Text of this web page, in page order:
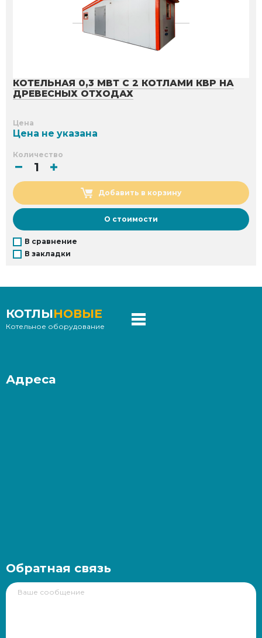
КОТЕЛЬНАЯ 0,3 МВТ С 2 КОТЛАМИ КВР НА
ДРЕВЕСНЫХ ОТХОДАХ
Цена
Цена не указана
Количество
Добавить в корзину
О стоимости
В сравнение
В закладки
КОТЛЫНОВЫЕ
Котельное оборудование
Адреса
Обратная связь